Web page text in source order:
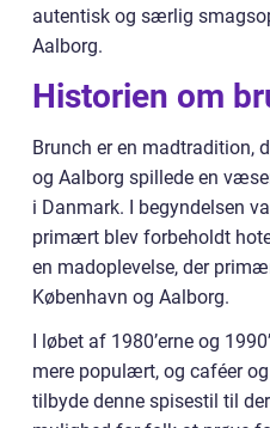
autentisk og særlig
Aalborg.
Historien om
Brunch er en madtradition,
og Aalborg spillede en
i Danmark. I begyndelsen
primært blev forbeholdt
en madoplevelse, der
København og Aalborg.
I løbet af 1980’erne og
mere populært, og caféer
tilbyde denne spisestil til